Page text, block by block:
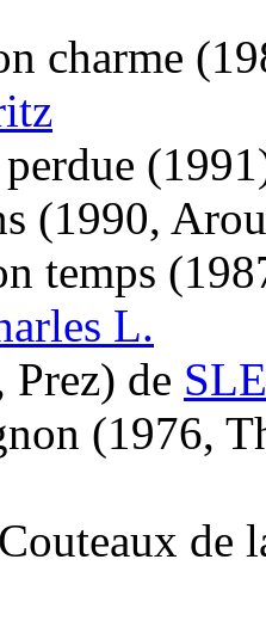
charme
(1990,
temps
L.
Prez) de
(1976,
de